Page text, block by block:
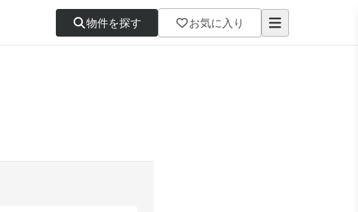
物件を探す お気に入り